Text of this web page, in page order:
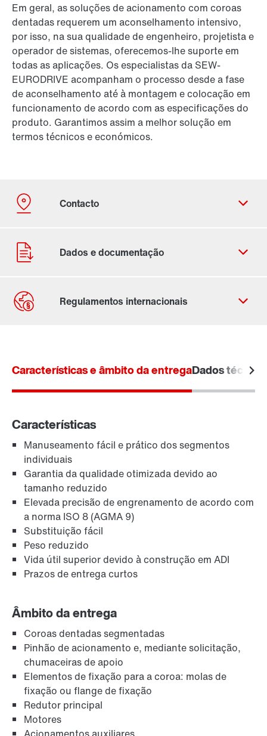
Em geral, as soluções de acionamento com coroas
dentadas requerem um aconselhamento intensivo,
por isso, na sua qualidade de engenheiro, projetista e
operador de sistemas, oferecemos-lhe suporte em
todas as aplicações. Os especialistas da SEW-
EURODRIVE acompanham o processo desde a fase
de aconselhamento até à montagem e colocação em
funcionamento de acordo com as especificações do
produto. Garantimos assim a melhor solução em
termos técnicos e económicos.
Características e âmbito da entregaDados
Características
Manuseamento fácil e prático dos segmentos
individuais
Garantia da qualidade otimizada devido ao
tamanho reduzido
Elevada precisão de engrenamento de acordo com
a norma ISO 8 (AGMA 9)
Substituição fácil
Peso reduzido
Vida útil superior devido à construção em ADI
Prazos de entrega curtos
Âmbito da entrega
Coroas dentadas segmentadas
Pinhão de acionamento e, mediante solicitação,
chumaceiras de apoio
Elementos de fixação para a coroa: molas de
fixação ou flange de fixação
Redutor principal
Motores